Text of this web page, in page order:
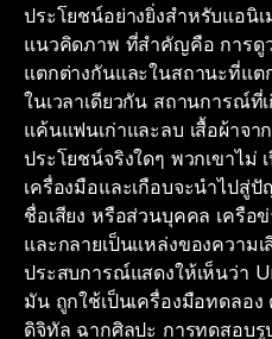
ประโยชน์อย่างยิ่งสำหรับแอนิ
แนวคิดภาพ ที่สำคัญคือ การดู
แตกต่างกันและในสถานะที่แต
ในเวลาเดียวกัน สถานการณ์ที่
แค้นแฟนเก่าและลบ เสื้อผ้าจ
ประโยชน์จริงใดๆ พวกเขาไม่
เครื่องมือและเกือบจะนำไป
ชื่อเสียง หรือส่วนบุคคล เครือ
และกลายเป็นแหล่งของความเ
ประสบการณ์แสดงให้เห็นว่า
มัน ถูกใช้เป็นเครื่องมือทดลอ
ดิจิทัล ฉากศิลปะ การทดสอบรู